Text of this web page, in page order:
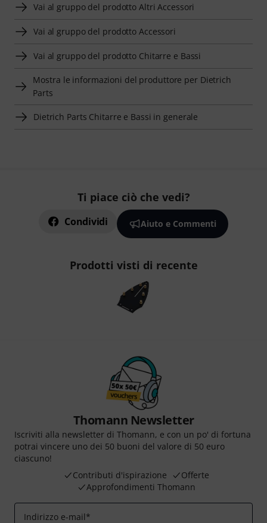
Vai al gruppo del prodotto Altri Accessori
Vai al gruppo del prodotto Accessori
Vai al gruppo del prodotto Chitarre e Bassi
Mostra le informazioni del produttore per Dietrich
Parts
Dietrich Parts Chitarre e Bassi in generale
Ti piace ciò che vedi?
Condividi Aiuto e Commenti
Prodotti visti di recente
Thomann Newsletter
Iscriviti alla newsletter di Thomann, e con un po' di fortuna
potrai vincere uno dei 50 buoni del valore di 50 euro
ciascuno!
Contributi d'ispirazione
Offerte
Approfondimenti Thomann
Indirizzo e-mail*